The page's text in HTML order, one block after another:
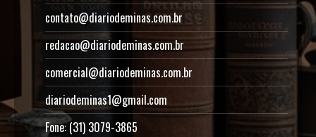
contato@diariodeminas.com.br
redacao@diariodeminas.com.br
comercial@diariodeminas.com.br
diariodeminas1@gmail.com
Fone: (31) 3079-3865